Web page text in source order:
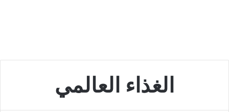
الغذاء العالمي